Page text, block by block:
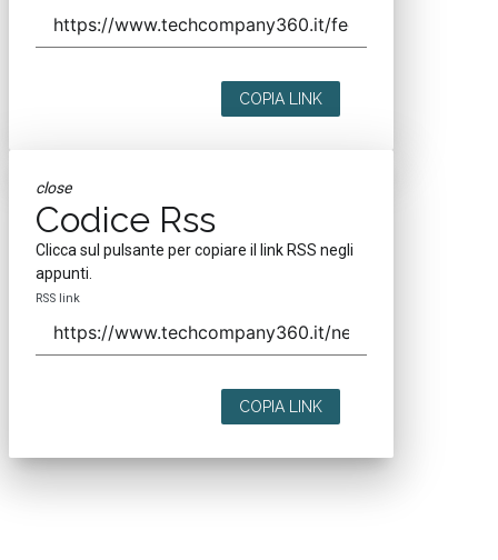
COPIA LINK
close
Codice Rss
Clicca sul pulsante per copiare il link RSS negli
appunti.
RSS link
COPIA LINK